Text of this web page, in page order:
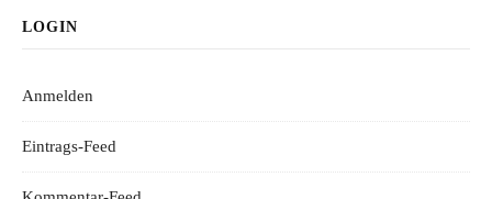
LOGIN
Anmelden
Eintrags-Feed